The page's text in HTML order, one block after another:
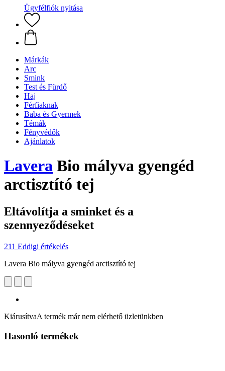
Ügyfélfiók nyitása
Márkák
Arc
Smink
Test és Fürdő
Haj
Férfiaknak
Baba és Gyermek
Témák
Fényvédők
Ajánlatok
Lavera Bio mályva gyengéd
arctisztító tej
Eltávolítja a sminket és a
szennyeződéseket
211 Eddigi értékelés
Lavera Bio mályva gyengéd arctisztító tej
KiárusítvaA termék már nem elérhető üzletünkben
Hasonló termékek